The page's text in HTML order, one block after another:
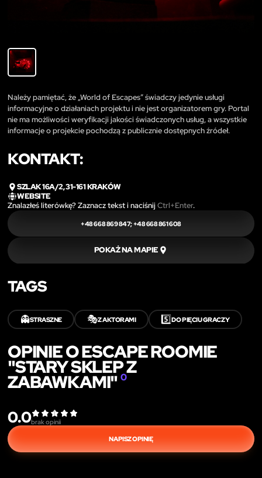
Należy pamiętać, że „World of Escapes” świadczy jedynie usługi
informacyjne o działaniach projektu i nie jest organizatorem gry. Portal
nie ma możliwości weryfikacji jakości świadczonych usług, a wszystkie
informacje o projekcie pochodzą z publicznie dostępnych źródeł.
KONTAKT:
SZLAK 16A/2, 31-161 KRAKÓW
WEBSITE
Znalazłeś literówkę? Zaznacz tekst i naciśnijCtrl+Enter.
+48 668 869 847; +48 668 861 608
POKAŻ NA MAPIE
TAGS
👻STRASZNE 🎭Z AKTORAMI 5️⃣DO PIĘCIU GRACZY
OPINIE O ESCAPE ROOMIE
"STARY SKLEP Z
ZABAWKAMI"0
0.0brak opinii
NAPISZ OPINIĘ